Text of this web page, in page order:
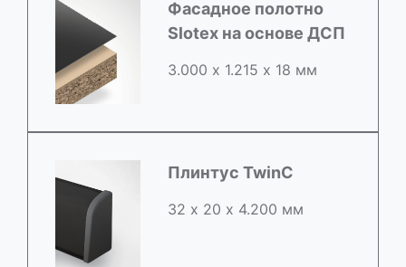
Фасадное полотно
Slotex на основе ДСП
3.000 х 1.215 х 18 мм
Плинтус TwinC
32 х 20 х 4.200 мм